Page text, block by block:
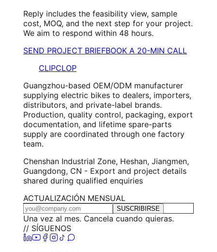
Reply includes the feasibility view, sample
cost, MOQ, and the next step for your project.
We aim to respond within 48 hours.
SEND PROJECT BRIEFBOOK A 20-MIN CALL
CLIPCLOP
Guangzhou-based OEM/ODM manufacturer
supplying electric bikes to dealers, importers,
distributors, and private-label brands.
Production, quality control, packaging, export
documentation, and lifetime spare-parts
supply are coordinated through one factory
team.
Chenshan Industrial Zone, Heshan, Jiangmen,
Guangdong, CN - Export and project details
shared during qualified enquiries
ACTUALIZACIÓN MENSUAL
SUSCRIBIRSE
Una vez al mes. Cancela cuando quieras.
// SÍGUENOS